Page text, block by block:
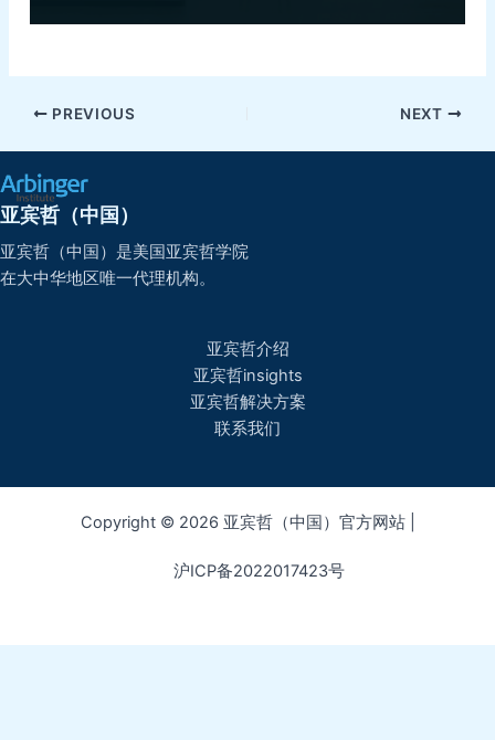
PREVIOUS NEXT
亚宾哲（中国）
亚宾哲（中国）是美国亚宾哲学院
在大中华地区唯一代理机构。
亚宾哲介绍
亚宾哲insights
亚宾哲解决方案
联系我们
Copyright © 2026 亚宾哲（中国）官方网站 |
沪ICP备2022017423号